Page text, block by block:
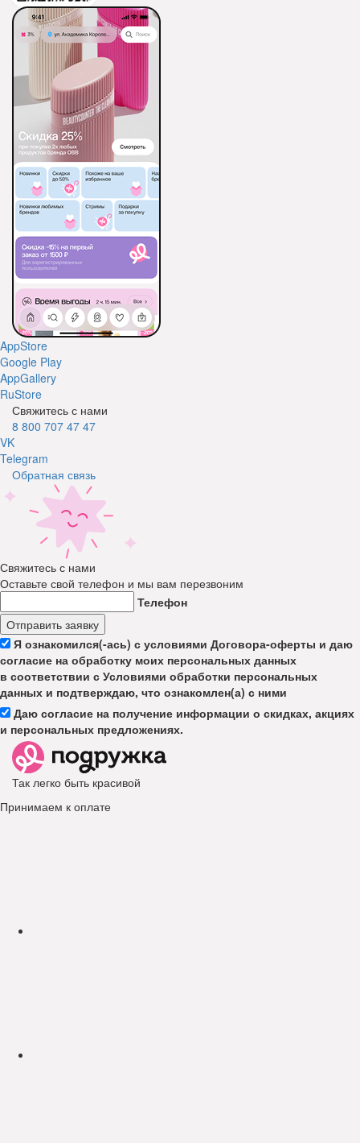
AppStore
Google Play
AppGallery
RuStore
Свяжитесь с нами
8 800 707 47 47
VK
Telegram
Обратная связь
Свяжитесь с нами
Оставьте свой телефон и мы вам перезвоним
Телефон
Отправить заявку
Я ознакомился(-ась) с условиями Договора-оферты и даю
согласие на обработку моих персональных данных
в соответствии с Условиями обработки персональных
данных и подтверждаю, что ознакомлен(а) с ними
Даю согласие на получение информации о скидках, акциях
и персональных предложениях.
Так легко быть красивой
Принимаем к оплате